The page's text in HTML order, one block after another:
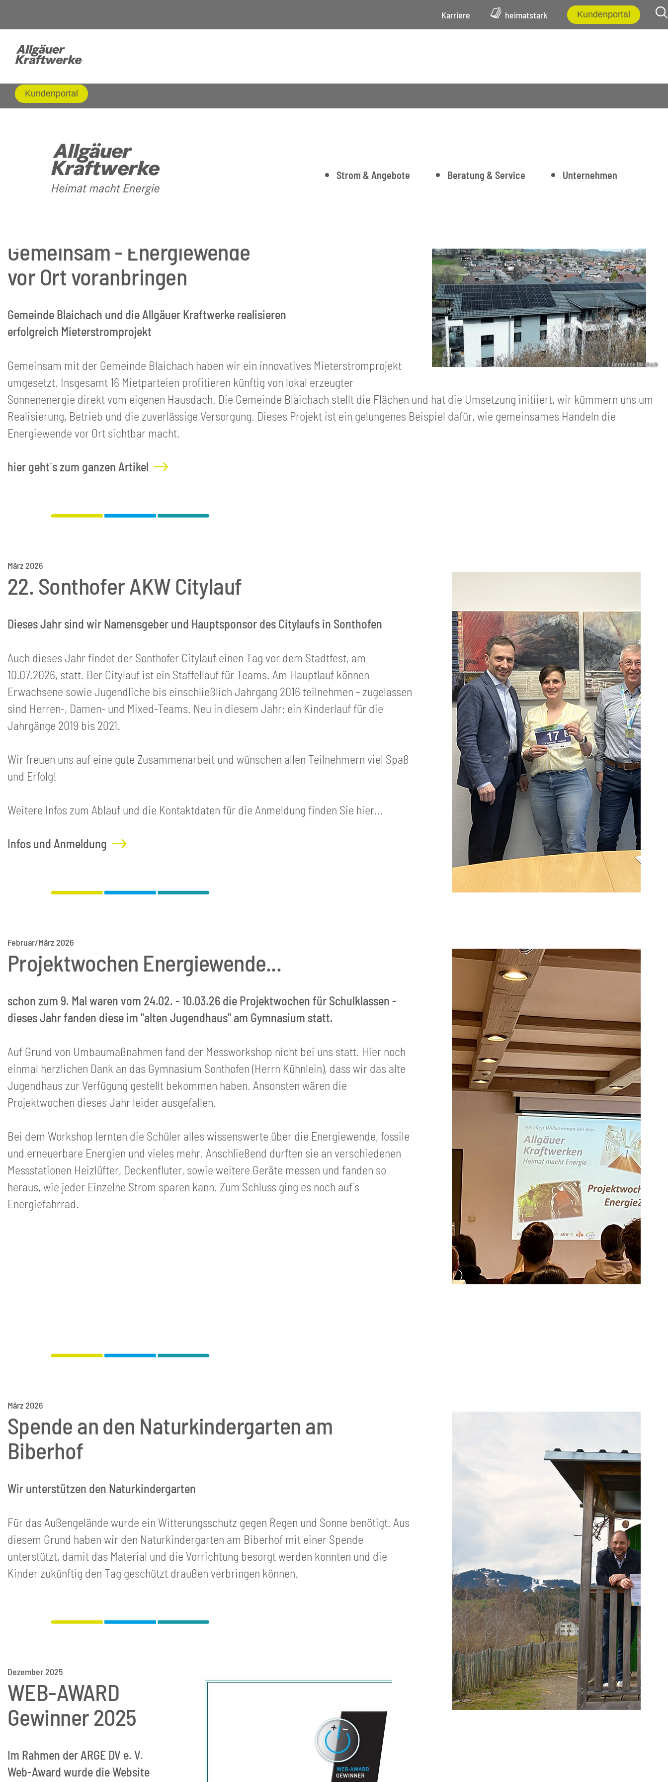
Karriere heimatstark Kundenportal
Kundenportal
Strom & Angebote Beratung & Service Unternehmen
Gemeinde Blaichach
Gemeinsam - Energiewende
vor Ort voranbringen
Gemeinde Blaichach und die Allgäuer Kraftwerke realisieren
erfolgreich Mieterstromprojekt
Gemeinsam mit der Gemeinde Blaichach haben wir ein innovatives Mieterstromprojekt
umgesetzt. Insgesamt 16 Mietparteien profitieren künftig von lokal erzeugter
Sonnenenergie direkt vom eigenen Hausdach. Die Gemeinde Blaichach stellt die Flächen und hat die Umsetzung initiiert, wir kümmern uns um
Realisierung, Betrieb und die zuverlässige Versorgung. Dieses Projekt ist ein gelungenes Beispiel dafür, wie gemeinsames Handeln die
Energiewende vor Ort sichtbar macht.
hier geht´s zum ganzen Artikel
März 2026
22. Sonthofer AKW Citylauf
Dieses Jahr sind wir Namensgeber und Hauptsponsor des Citylaufs in Sonthofen
Auch dieses Jahr findet der Sonthofer Citylauf einen Tag vor dem Stadtfest, am
10.07.2026, statt. Der Citylauf ist ein Staffellauf für Teams. Am Hauptlauf können
Erwachsene sowie Jugendliche bis einschließlich Jahrgang 2016 teilnehmen - zugelassen
sind Herren-, Damen- und Mixed-Teams. Neu in diesem Jahr: ein Kinderlauf für die
Jahrgänge 2019 bis 2021.
Wir freuen uns auf eine gute Zusammenarbeit und wünschen allen Teilnehmern viel Spaß
und Erfolg!
Weitere Infos zum Ablauf und die Kontaktdaten für die Anmeldung finden Sie hier...
Infos und Anmeldung
Februar/März 2026
Projektwochen Energiewende...
schon zum 9. Mal waren vom 24.02. - 10.03.26 die Projektwochen für Schulklassen -
dieses Jahr fanden diese im "alten Jugendhaus" am Gymnasium statt.
Auf Grund von Umbaumaßnahmen fand der Messworkshop nicht bei uns statt. Hier noch
einmal herzlichen Dank an das Gymnasium Sonthofen (Herrn Kühnlein), dass wir das alte
Jugendhaus zur Verfügung gestellt bekommen haben. Ansonsten wären die
Projektwochen dieses Jahr leider ausgefallen.
Bei dem Workshop lernten die Schüler alles wissenswerte über die Energiewende, fossile
und erneuerbare Energien und vieles mehr. Anschließend durften sie an verschiedenen
Messstationen Heizlüfter, Deckenfluter, sowie weitere Geräte messen und fanden so
heraus, wie jeder Einzelne Strom sparen kann. Zum Schluss ging es noch auf´s
Energiefahrrad.
März 2026
Spende an den Naturkindergarten am
Biberhof
Wir unterstützen den Naturkindergarten
Für das Außengelände wurde ein Witterungsschutz gegen Regen und Sonne benötigt. Aus
diesem Grund haben wir den Naturkindergarten am Biberhof mit einer Spende
unterstützt, damit das Material und die Vorrichtung besorgt werden konnten und die
Kinder zukünftig den Tag geschützt draußen verbringen können.
Dezember 2025
WEB-AWARD
Gewinner 2025
Im Rahmen der ARGE DV e. V.
Web-Award wurde die Website